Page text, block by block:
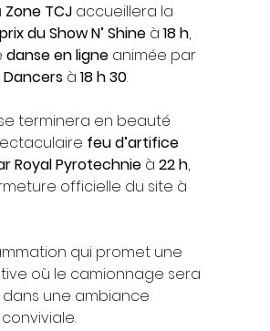
Zone TCJ accueillera la
du Show N’ Shine à 18 h,
danse en ligne animée par
Dancers à 18 h 30.
terminera en beauté
feu d’artifice
Royal Pyrotechnie à 22 h,
officielle du site à
qui promet une
où le camionnage sera
dans une ambiance